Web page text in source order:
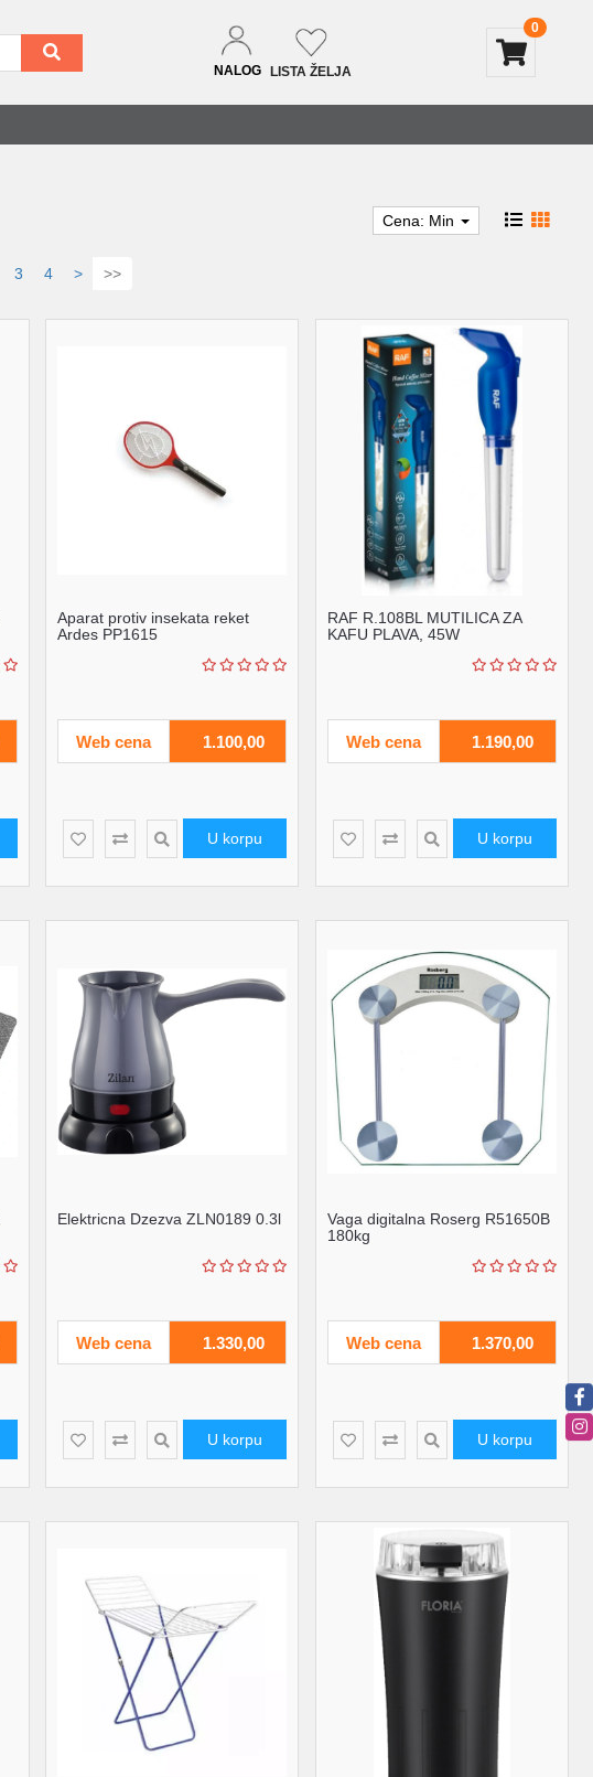
NALOG LISTA ŽELJA
0
Cena: Min
3 4 > >>
Aparat protiv insekata reket
Ardes PP1615
Web cena 1.100,00
U korpu
RAF R.108BL MUTILICA ZA
KAFU PLAVA, 45W
Web cena 1.190,00
U korpu
Elektricna Dzezva ZLN0189 0.3l
Web cena 1.330,00
U korpu
Vaga digitalna Roserg R51650B
180kg
Web cena 1.370,00
U korpu